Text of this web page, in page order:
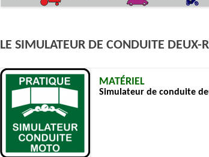
L’ÉCO-
LE SIMULATEUR DE CONDUITE DEUX-
MATÉRIEL
Simulateur de conduite